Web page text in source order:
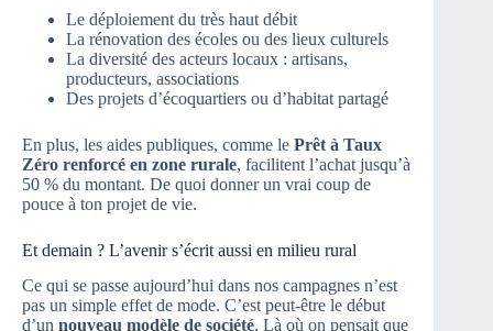
Le déploiement du très haut débit
La rénovation des écoles ou des lieux culturels
La diversité des acteurs locaux : artisans,
producteurs, associations
Des projets d’écoquartiers ou d’habitat partagé
En plus, les aides publiques, comme le Prêt à Taux
Zéro renforcé en zone rurale, facilitent l’achat jusqu’à
50 % du montant. De quoi donner un vrai coup de
pouce à ton projet de vie.
Et demain ? L’avenir s’écrit aussi en milieu rural
Ce qui se passe aujourd’hui dans nos campagnes n’est
pas un simple effet de mode. C’est peut-être le début
d’un nouveau modèle de société. Là où on pensait que